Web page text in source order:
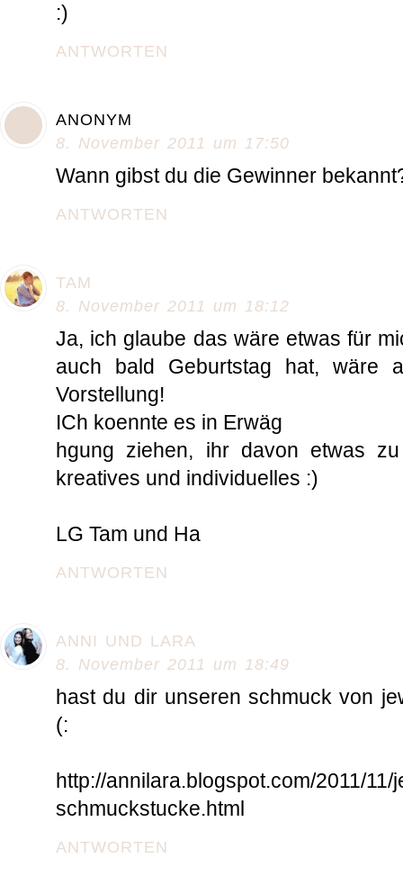
:)
ANTWORTEN
ANONYM
8. November 2011 um 17:50
Wann gibst du die Gewinner
ANTWORTEN
TAM
8. November 2011 um 18:12
Ja, ich glaube das wäre etwas für
auch bald Geburtstag hat, wäre
Vorstellung!
ICh koennte es in Erwäg
hgung ziehen, ihr davon etwas
kreatives und individuelles :)
LG Tam und Ha
ANTWORTEN
ANNI UND LARA
8. November 2011 um 18:49
hast du dir unseren schmuck von
(:
http://annilara.blogspot.com/2011/11/
schmuckstucke.html
ANTWORTEN